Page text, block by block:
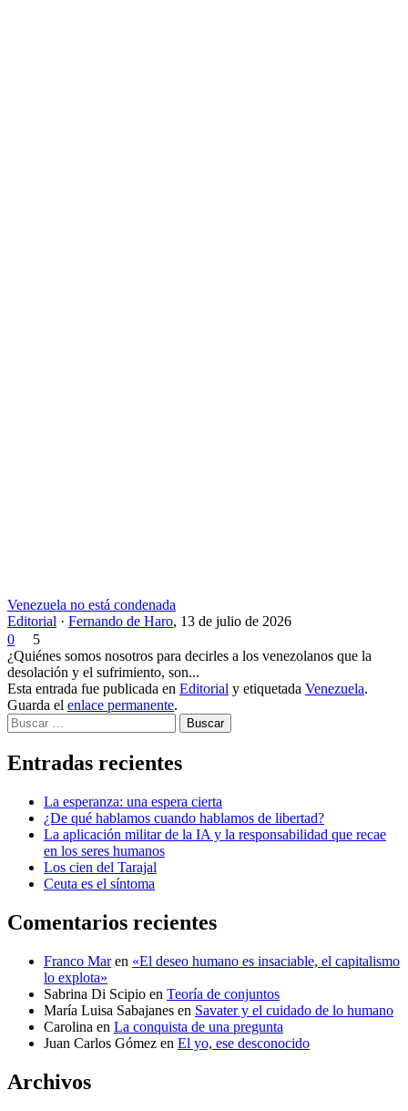
Venezuela no está condenada
Editorial · Fernando de Haro, 13 de julio de 2026
0
5
¿Quiénes somos nosotros para decirles a los venezolanos que la
desolación y el sufrimiento, son...
Esta entrada fue publicada en Editorial y etiquetada Venezuela.
Guarda el enlace permanente.
Buscar
Entradas recientes
La esperanza: una espera cierta
¿De qué hablamos cuando hablamos de libertad?
La aplicación militar de la IA y la responsabilidad que recae
en los seres humanos
Los cien del Tarajal
Ceuta es el síntoma
Comentarios recientes
Franco Maren «El deseo humano es insaciable, el capitalismo
lo explota»
Sabrina Di Scipio en Teoría de conjuntos
María Luisa Sabajanes en Savater y el cuidado de lo humano
Carolina en La conquista de una pregunta
Juan Carlos Gómez en El yo, ese desconocido
Archivos